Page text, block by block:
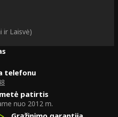
ir Laisvė)
telefonu
patirtis
nuo 2012 m.